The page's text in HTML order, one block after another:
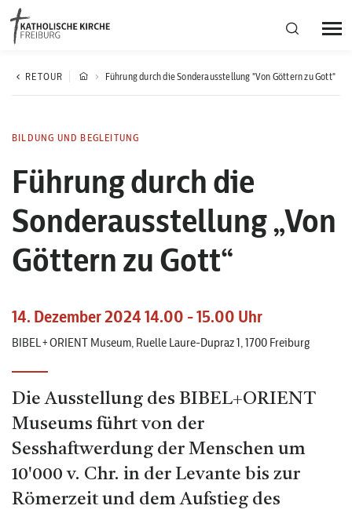
Bistumsregion Deutschfreiburg
Kirchliches Leben
Kantonale Körperschaft
RETOUR Führung durch die Sonderausstellung "Von Göttern zu Gott"
BILDUNG UND BEGLEITUNG
Führung durch die
Sonderausstellung „Von
Göttern zu Gott“
14. Dezember 2024 14.00 - 15.00 Uhr
BIBEL+ORIENT Museum, Ruelle Laure-Dupraz 1, 1700 Freiburg
Die Ausstellung des BIBEL+ORIENT
Museums führt von der
Sesshaftwerdung der Menschen um
10'000 v. Chr. in der Levante bis zur
Römerzeit und dem Aufstieg des